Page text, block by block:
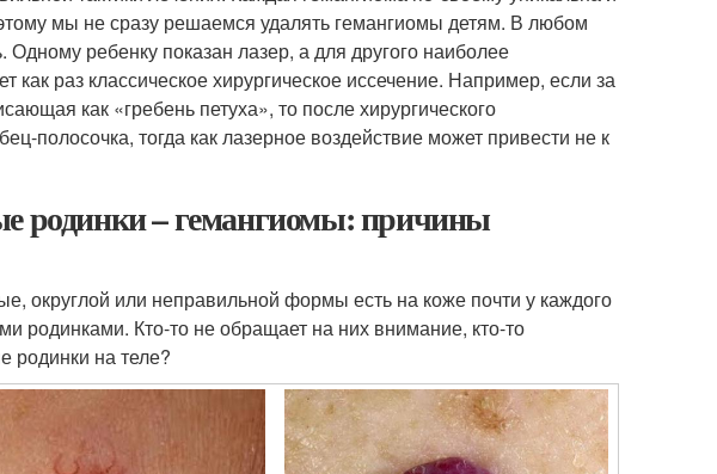
мы не сразу решаемся удалять гемангиомы детям. В любом
ребенку показан лазер, а для другого наиболее
раз классическое хирургическое иссечение. Например, если за
как «гребень петуха», то после хирургического
полосочка, тогда как лазерное воздействие может привести не к
родинки – гемангиомы: причины
округлой или неправильной формы есть на коже почти у каждого
родинками. Кто-то не обращает на них внимание, кто-то
родинки на теле?